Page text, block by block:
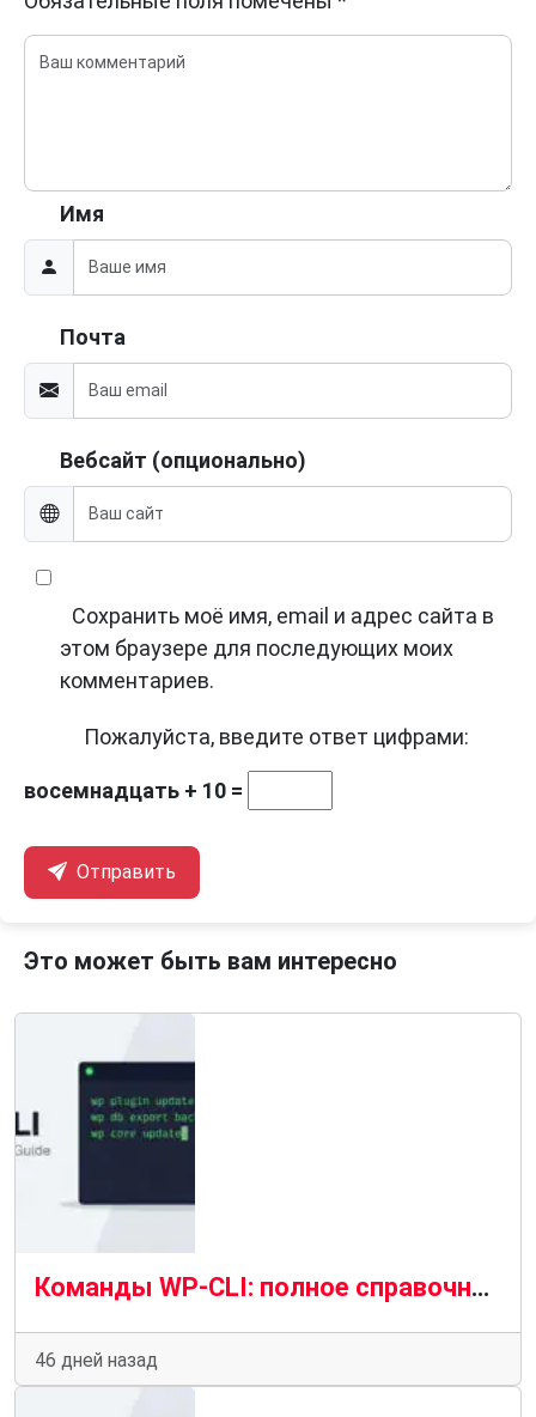
Имя
Почта
Вебсайт (опционально)
Сохранить моё имя, email и адрес сайта в
этом браузере для последующих моих
комментариев.
Пожалуйста, введите ответ цифрами:
восемнадцать + 10 =
Отправить
Это может быть вам интересно
Команды WP-CLI: полное справочное руководство (2026). Часть 4
46 дней назад